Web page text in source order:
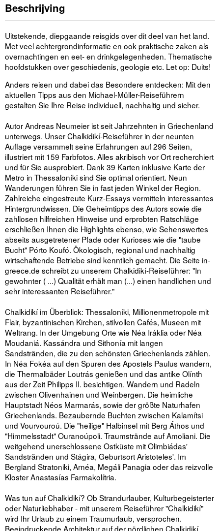
Beschrijving
Uitstekende, diepgaande reisgids over dit deel van het land.
Met veel achtergrondinformatie en ook praktische zaken als
overnachtingen en eet- en drinkgelegenheden. Thematische
hoofdstukken over geschiedenis, geologie etc. Let op: Duits!
Anders reisen und dabei das Besondere entdecken: Mit den
aktuellen Tipps aus den Michael-Müller-Reiseführern
gestalten Sie Ihre Reise individuell, nachhaltig und sicher.
Autor Andreas Neumeier ist seit Jahrzehnten in Griechenland
unterwegs. Unser Chalkidikí-Reiseführer in der neunten
Auflage versammelt seine Erfahrungen auf 296 Seiten,
illustriert mit 159 Farbfotos. Alles akribisch vor Ort recherchiert
und für Sie ausprobiert. Dank 39 Karten inklusive Karte der
Metro in Thessaloníki sind Sie optimal orientiert. Neun
Wanderungen führen Sie in fast jeden Winkel der Region.
Zahlreiche eingestreute Kurz-Essays vermitteln interessantes
Hintergrundwissen. Die Geheimtipps des Autors sowie die
zahllosen hilfreichen Hinweise und erprobten Ratschläge
erschließen Ihnen die Highlights ebenso, wie Sehenswertes
abseits ausgetretener Pfade oder Kurioses wie die "taube
Bucht" Pórto Koufó. Ökologisch, regional und nachhaltig
wirtschaftende Betriebe sind kenntlich gemacht. Die Seite in-
greece.de schreibt zu unserem Chalkidikí-Reiseführer: "In
gewohnter ( ...) Qualität erhält man (...) einen handlichen und
sehr interessanten Reiseführer."
Chalkidikí im Überblick: Thessaloníki, Millionenmetropole mit
Flair, byzantinischen Kirchen, stilvollen Cafés, Museen mit
Weltrang. In der Umgebung Orte wie Néa Iráklia oder Néa
Moudaniá. Kassándra und Sithonía mit langen
Sandstränden, die zu den schönsten Griechenlands zählen.
In Néa Fokéa auf den Spuren des Apostels Paulus wandern,
die Thermalbäder Loutrás genießen und das antike Olínth
aus der Zeit Philipps II. besichtigen. Wandern und Radeln
zwischen Olivenhainen und Weinbergen. Die heimliche
Hauptstadt Néos Marmarás, sowie der größte Naturhafen
Griechenlands. Bezaubernde Buchten zwischen Kalamítsi
und Vourvouroú. Die "heilige" Halbinsel mit Berg Áthos und
"Himmelsstadt" Ouranoúpoli. Traumstrände auf Amoliani. Die
weitgehend unerschlossene Ostküste mit Olimbiádas'
Sandstränden und Stágira, Geburtsort Aristoteles'. Im
Bergland Stratoniki, Arnéa, Megáli Panagia oder das reizvolle
Kloster Anastasías Farmakolítria.
Was tun auf Chalkidikí? Ob Strandurlauber, Kulturbegeisterter
oder Naturliebhaber - mit unserem Reiseführer "Chalkidikí"
wird Ihr Urlaub zu einem Traumurlaub, versprochen.
Beeindruckende Architektur auf der nördlichen Chalkidikí,